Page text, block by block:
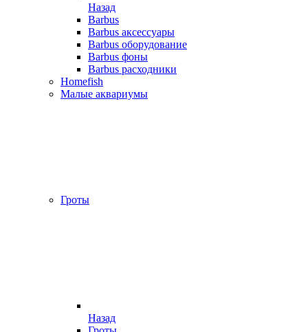
Назад
Barbus
Barbus аксессуары
Barbus оборудование
Barbus фоны
Barbus расходники
Homefish
Малые аквариумы
Гроты
Назад